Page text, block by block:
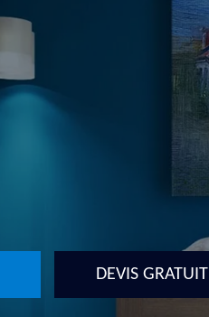
DEVIS GRATUIT